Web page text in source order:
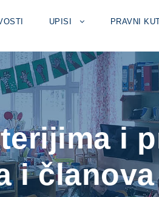
UPISI PRAVNI
i
i